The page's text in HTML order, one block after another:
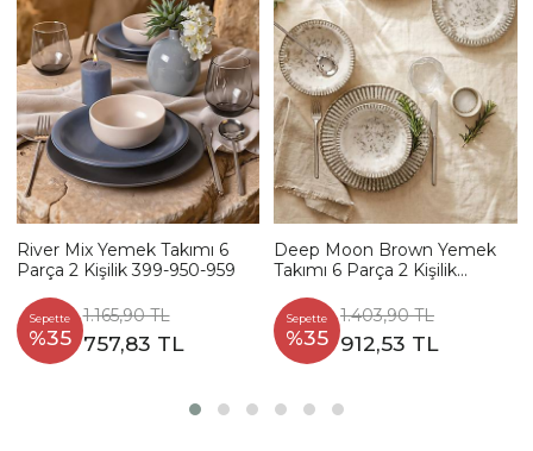
River Mix Yemek Takımı 6
Parça 2 Kişilik 399-950-959
Sepette
%35
1.165,90 TL
757,83 TL
Deep Moon Brown Yemek
Takımı 6 Parça 2 Kişilik
Sepette
%35
1.403,90 TL
912,53 TL